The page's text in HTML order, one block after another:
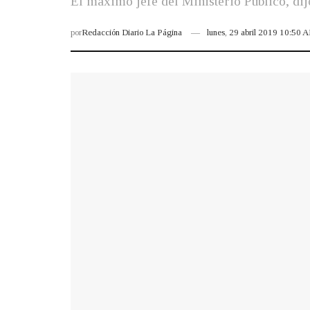
porRedacción Diario La Página lunes, 29 abril 2019 10:50